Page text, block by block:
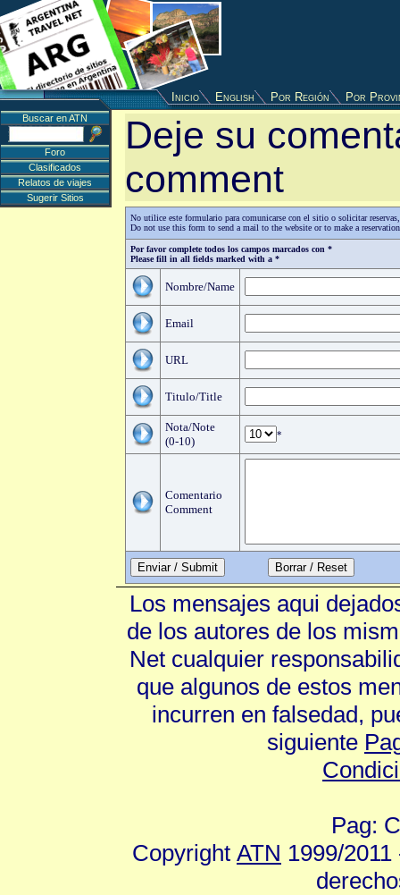
Inicio English Por Región Por
Deje su
comment
No utilice este formulario para comunicarse con el sitio o solicitar
Do not use this form to send a mail to the website or to make a
Por favor complete todos los campos marcados con *
Please fill in all fields marked with a *
Nombre/Name
Email
URL
Titulo/Title
Nota/Note
(0-10)
*
Comentario
Comment
Enviar / Submit
Buscar en ATN
Foro
Clasificados
Relatos de viajes
Sugerir Sitios
Los mensajes aqui
de los autores de los
Net cualquier
que algunos de estos
incurren en falsedad,
siguiente
Pag:
Copyright ATN 1999/